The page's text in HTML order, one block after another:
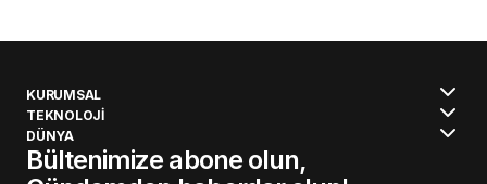
KURUMSAL
TEKNOLOJİ
DÜNYA
Bültenimize abone olun,